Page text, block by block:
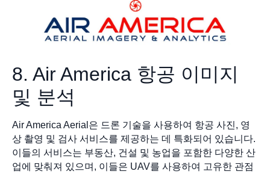
8. Air America 항공 이미지
및 분석
Air America Aerial은 드론 기술을 사용하여 항공 사진, 영
상 촬영 및 검사 서비스를 제공하는 데 특화되어 있습니다.
이들의 서비스는 부동산, 건설 및 농업을 포함한 다양한 산
업에 맞춰져 있으며, 이들은 UAV를 사용하여 고유한 관점